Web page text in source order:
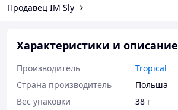
Продавец IM Sly
Характеристики и описание
Производитель
Tropical
Страна производитель
Польша
Вес упаковки
38 г